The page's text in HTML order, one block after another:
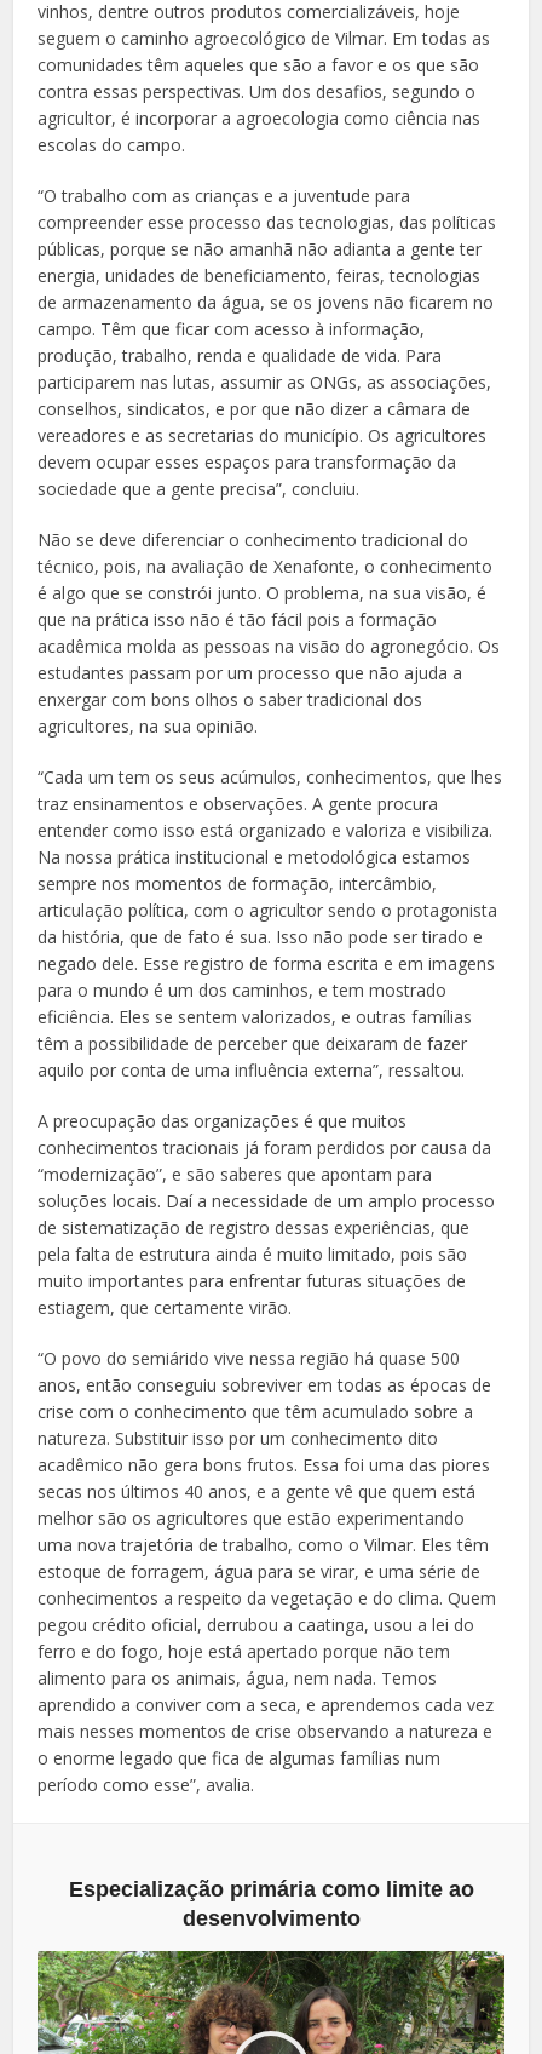
vinhos, dentre outros produtos comercializáveis, hoje
seguem o caminho agroecológico de Vilmar. Em todas as
comunidades têm aqueles que são a favor e os que são
contra essas perspectivas. Um dos desafios, segundo o
agricultor, é incorporar a agroecologia como ciência nas
escolas do campo.
“O trabalho com as crianças e a juventude para
compreender esse processo das tecnologias, das políticas
públicas, porque se não amanhã não adianta a gente ter
energia, unidades de beneficiamento, feiras, tecnologias
de armazenamento da água, se os jovens não ficarem no
campo. Têm que ficar com acesso à informação,
produção, trabalho, renda e qualidade de vida. Para
participarem nas lutas, assumir as ONGs, as associações,
conselhos, sindicatos, e por que não dizer a câmara de
vereadores e as secretarias do município. Os agricultores
devem ocupar esses espaços para transformação da
sociedade que a gente precisa”, concluiu.
Não se deve diferenciar o conhecimento tradicional do
técnico, pois, na avaliação de Xenafonte, o conhecimento
é algo que se constrói junto. O problema, na sua visão, é
que na prática isso não é tão fácil pois a formação
acadêmica molda as pessoas na visão do agronegócio. Os
estudantes passam por um processo que não ajuda a
enxergar com bons olhos o saber tradicional dos
agricultores, na sua opinião.
“Cada um tem os seus acúmulos, conhecimentos, que lhes
traz ensinamentos e observações. A gente procura
entender como isso está organizado e valoriza e visibiliza.
Na nossa prática institucional e metodológica estamos
sempre nos momentos de formação, intercâmbio,
articulação política, com o agricultor sendo o protagonista
da história, que de fato é sua. Isso não pode ser tirado e
negado dele. Esse registro de forma escrita e em imagens
para o mundo é um dos caminhos, e tem mostrado
eficiência. Eles se sentem valorizados, e outras famílias
têm a possibilidade de perceber que deixaram de fazer
aquilo por conta de uma influência externa”, ressaltou.
A preocupação das organizações é que muitos
conhecimentos tracionais já foram perdidos por causa da
“modernização”, e são saberes que apontam para
soluções locais. Daí a necessidade de um amplo processo
de sistematização de registro dessas experiências, que
pela falta de estrutura ainda é muito limitado, pois são
muito importantes para enfrentar futuras situações de
estiagem, que certamente virão.
“O povo do semiárido vive nessa região há quase 500
anos, então conseguiu sobreviver em todas as épocas de
crise com o conhecimento que têm acumulado sobre a
natureza. Substituir isso por um conhecimento dito
acadêmico não gera bons frutos. Essa foi uma das piores
secas nos últimos 40 anos, e a gente vê que quem está
melhor são os agricultores que estão experimentando
uma nova trajetória de trabalho, como o Vilmar. Eles têm
estoque de forragem, água para se virar, e uma série de
conhecimentos a respeito da vegetação e do clima. Quem
pegou crédito oficial, derrubou a caatinga, usou a lei do
ferro e do fogo, hoje está apertado porque não tem
alimento para os animais, água, nem nada. Temos
aprendido a conviver com a seca, e aprendemos cada vez
mais nesses momentos de crise observando a natureza e
o enorme legado que fica de algumas famílias num
período como esse”, avalia.
Especialização primária como limite ao
desenvolvimento